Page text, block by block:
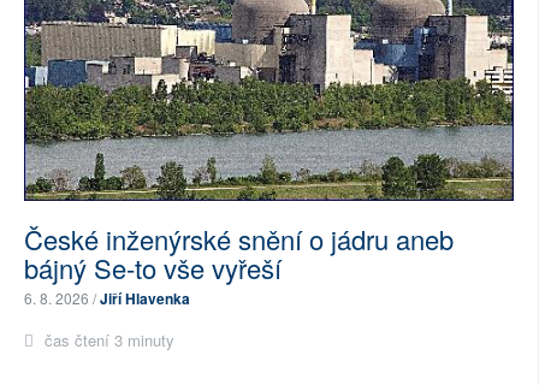
České inženýrské snění o jádru aneb
bájný Se-to vše vyřeší
6. 8. 2026 /Jiří Hlavenka
čas čtení 3 minuty